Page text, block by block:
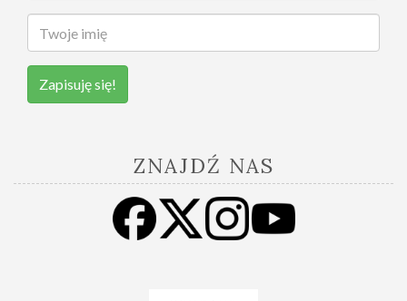
Zapisuję się!
ZNAJDŹ NAS